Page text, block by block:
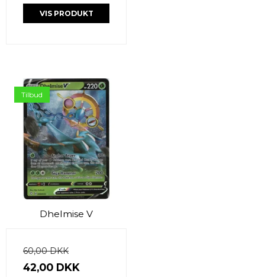
VIS PRODUKT
Tilbud
Dhelmise V
60,00 DKK
42,00 DKK